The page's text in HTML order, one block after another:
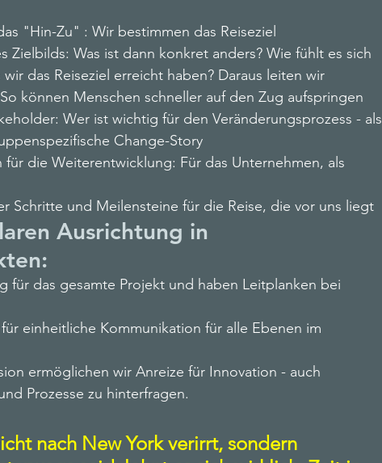
"Hin-Zu" : Wir bestimmen das Reiseziel
Zielbilds: Was ist dann konkret anders? Wie fühlt es sich
das Reiseziel erreicht haben? Daraus leiten wir
können Menschen schneller auf den Zug aufspringen
Wer ist wichtig für den Veränderungsprozess - als
Change-Story
die Weiterentwicklung: Für das Unternehmen, als
Schritte und Meilensteine für die Reise, die vor uns liegt
Ausrichtung in
für das gesamte Projekt und haben Leitplanken bei
einheitliche Kommunikation für alle Ebenen im
ermöglichen wir Anreize für Innovation - auch
Prozesse zu hinterfragen.
nach New York verirrt, sondern